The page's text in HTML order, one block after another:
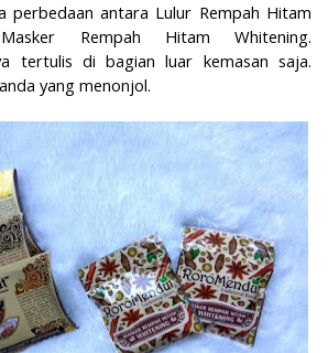
perbedaan antara Lulur Rempah Hitam
Rempah Hitam Whitening.
tertulis di bagian luar kemasan saja.
yang menonjol.